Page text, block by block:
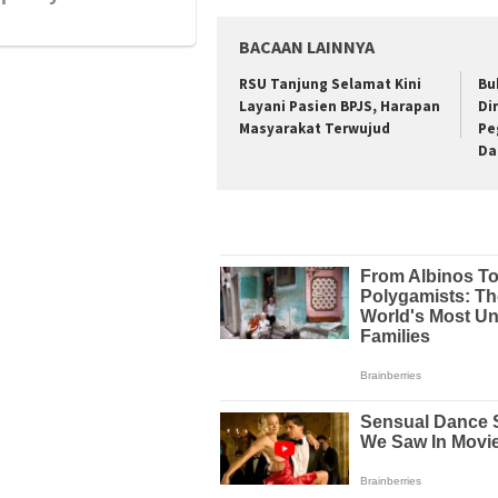
BACAAN LAINNYA
RSU Tanjung Selamat Kini
Layani Pasien BPJS, Harapan
Masyarakat Terwujud